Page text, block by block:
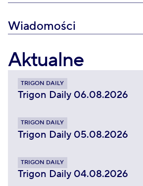
Wiadomości
Aktualne
TRIGON DAILY
Trigon Daily 06.08.2026
TRIGON DAILY
Trigon Daily 05.08.2026
TRIGON DAILY
Trigon Daily 04.08.2026